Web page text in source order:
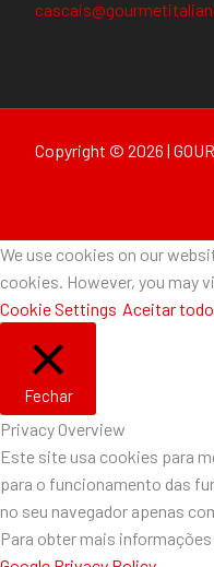
Copyright © 2026 |
We use cookies on our
cookies. However, you may
Cookie Settings Aceitar
Fechar
Privacy Overview
Este site usa cookies para
para o funcionamento das
no seu navegador apenas
Para obter mais